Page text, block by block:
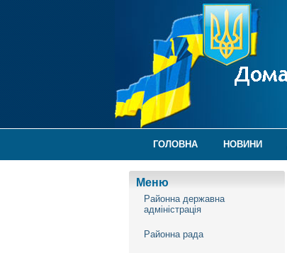
ГОЛОВНА НОВИНИ
Меню
Районна державна
адміністрація
Районна рада